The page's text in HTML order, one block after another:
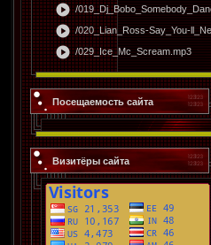
play_circle /
play_circle /020_Lian_Ross-Say_You-
play_circle /029_Ice_Mc_Scream.mp3
Посещаемость сайта
Визитёры сайта